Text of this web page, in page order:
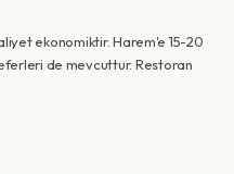
ekonomiktir. Harem'e 15-20
de mevcuttur. Restoran